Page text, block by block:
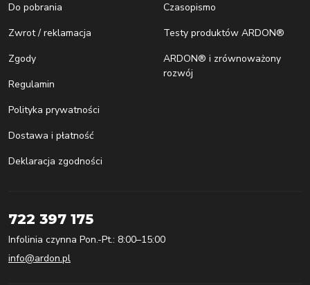
Do pobrania
Zwrot / reklamacja
Zgody
Regulamin
Polityka prywatności
Dostawa i płatność
Deklaracja zgodności
Czasopismo
Testy produktów ARDON®
ARDON® i zrównoważony
rozwój
722 397 175
Infolinia czynna Pon.-Pt.: 8:00–15:00
info@ardon.pl